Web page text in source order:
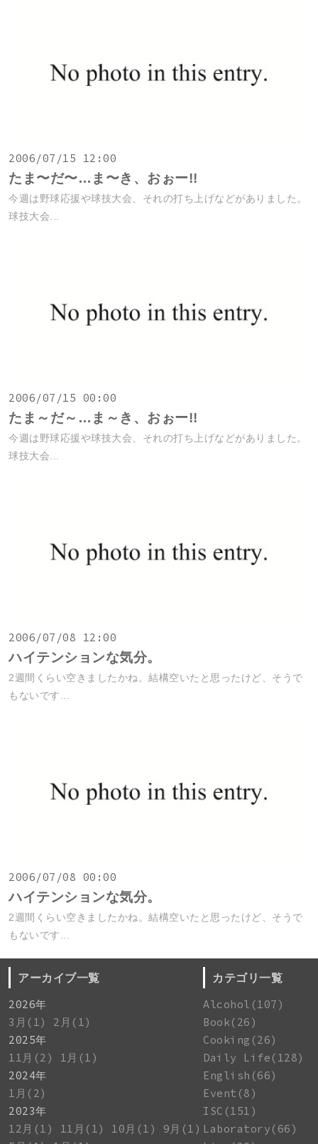
2006/07/15 12:00
たま〜だ〜…ま〜き、おぉー!!
今週は野球応援や球技大会、それの打ち上げなどがありました。
球技大会...
2006/07/15 00:00
たま～だ～…ま～き、おぉー!!
今週は野球応援や球技大会、それの打ち上げなどがありました。
球技大会...
2006/07/08 12:00
ハイテンションな気分。
2週間くらい空きましたかね。結構空いたと思ったけど、そうで
もないです...
2006/07/08 00:00
ハイテンションな気分。
2週間くらい空きましたかね。結構空いたと思ったけど、そうで
もないです...
アーカイブ一覧
2026年
3月(1)
2月(1)
2025年
11月(2)
1月(1)
2024年
1月(2)
2023年
12月(1)
11月(1) 10月(1)
9月(1)
カテゴリ一覧
Alcohol(107)
Book(26)
Cooking(26)
Daily Life(128)
English(66)
Event(8)
ISC(151)
Laboratory(66)